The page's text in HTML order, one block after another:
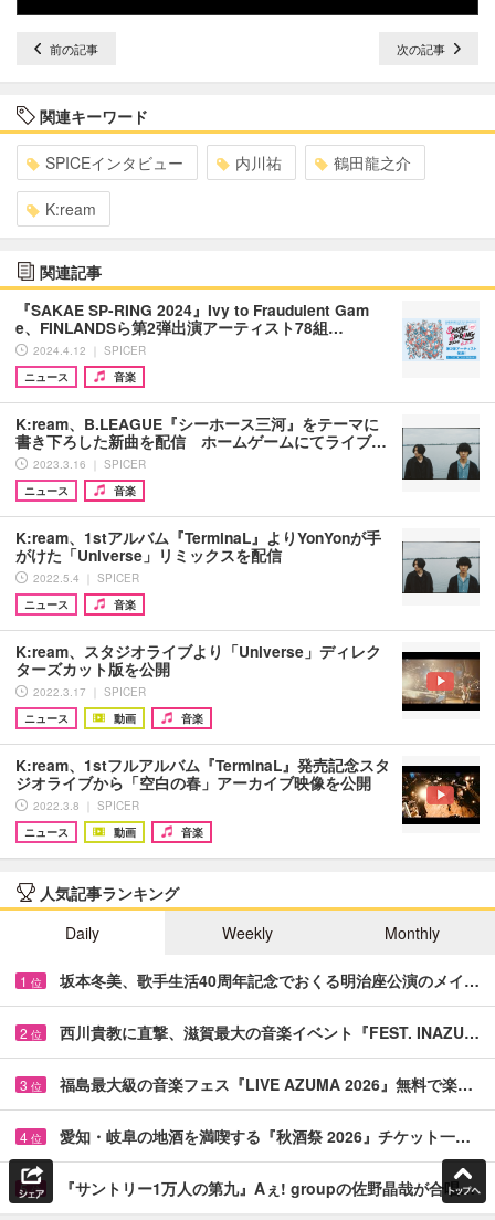
前の記事 次の記事
関連キーワード
SPICEインタビュー 内川祐 鶴田龍之介
K:ream
関連記事
『SAKAE SP-RING 2024』Ivy to Fraudulent Gam
e、FINLANDSら第2弾出演アーティスト78組…
2024.4.12 ｜ SPICER
ニュース
音楽
K:ream、B.LEAGUE『シーホース三河』をテーマに
書き下ろした新曲を配信 ホームゲームにてライブ…
2023.3.16 ｜ SPICER
ニュース
音楽
K:ream、1stアルバム『TerminaL』よりYonYonが手
がけた「Universe」リミックスを配信
2022.5.4 ｜ SPICER
ニュース
音楽
K:ream、スタジオライブより「Universe」ディレク
ターズカット版を公開
2022.3.17 ｜ SPICER
ニュース
動画 音楽
K:ream、1stフルアルバム『TerminaL』発売記念スタ
ジオライブから「空白の春」アーカイブ映像を公開
2022.3.8 ｜ SPICER
ニュース
動画 音楽
人気記事ランキング
Daily
Weekly Monthly
1 位 坂本冬美、歌手生活40周年記念でおくる明治座公演のメイ…
2 位 西川貴教に直撃、滋賀最大の音楽イベント『FEST. INAZU…
3 位 福島最大級の音楽フェス『LIVE AZUMA 2026』無料で楽…
4 位 愛知・岐阜の地酒を満喫する『秋酒祭 2026』チケット一…
5位 『サントリー1万人の第九』Aぇ! groupの佐野晶哉が合唱…